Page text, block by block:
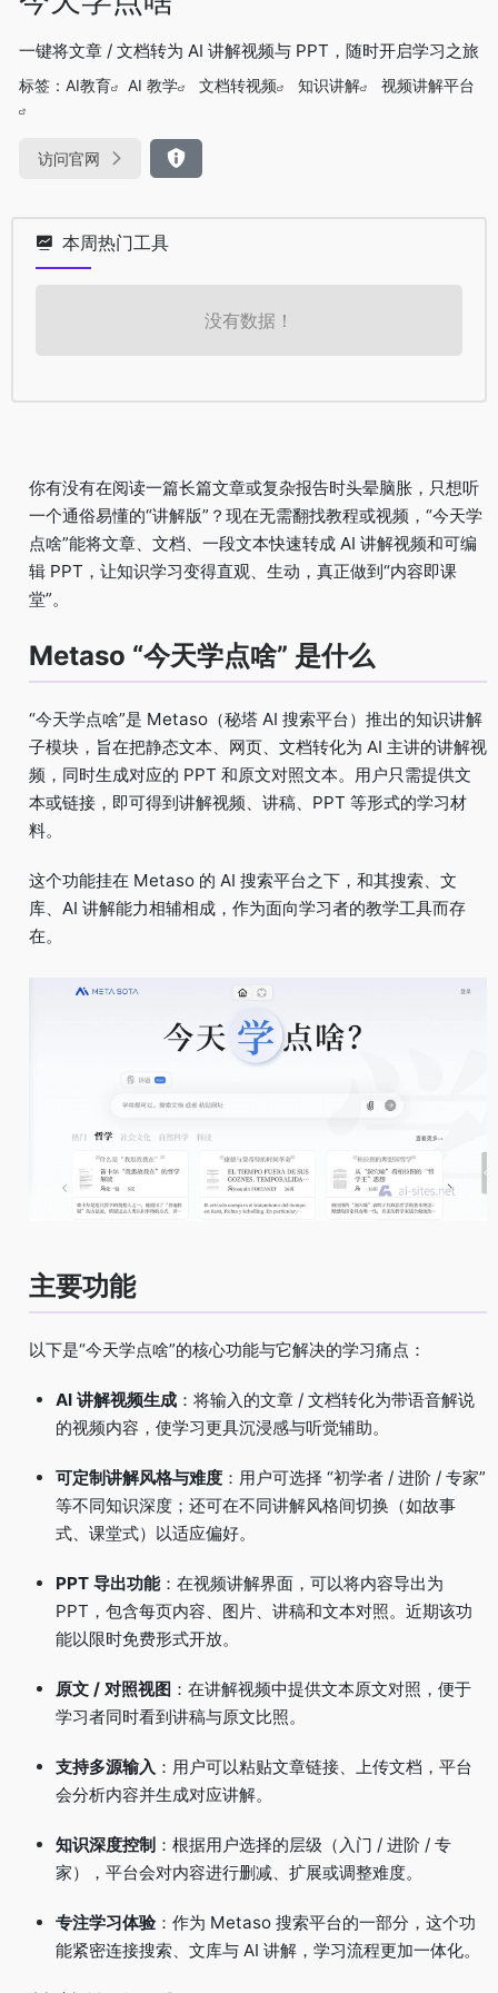
一键将文章 / 文档转为 AI 讲解视频与 PPT，随时开启学习之旅
标签： AI教育 AI 教学 文档转视频 知识讲解 视频讲解平台
访问官网
本周热门工具
没有数据！
你有没有在阅读一篇长篇文章或复杂报告时头晕脑胀，只想听
一个通俗易懂的“讲解版”？现在无需翻找教程或视频，“今天学
点啥”能将文章、文档、一段文本快速转成 AI 讲解视频和可编
辑 PPT，让知识学习变得直观、生动，真正做到“内容即课
堂”。
Metaso “今天学点啥” 是什么
“今天学点啥”是 Metaso（秘塔 AI 搜索平台）推出的知识讲解
子模块，旨在把静态文本、网页、文档转化为 AI 主讲的讲解视
频，同时生成对应的 PPT 和原文对照文本。用户只需提供文
本或链接，即可得到讲解视频、讲稿、PPT 等形式的学习材
料。
这个功能挂在 Metaso 的 AI 搜索平台之下，和其搜索、文
库、AI 讲解能力相辅相成，作为面向学习者的教学工具而存
在。
主要功能
以下是“今天学点啥”的核心功能与它解决的学习痛点：
AI 讲解视频生成 ：将输入的文章 / 文档转化为带语音解说
的视频内容，使学习更具沉浸感与听觉辅助。
可定制讲解风格与难度 ：用户可选择 “初学者 / 进阶 / 专家”
等不同知识深度；还可在不同讲解风格间切换（如故事
式、课堂式）以适应偏好。
PPT 导出功能：在视频讲解界面，可以将内容导出为
PPT，包含每页内容、图片、讲稿和文本对照。近期该功
能以限时免费形式开放。
原文 / 对照视图 ：在讲解视频中提供文本原文对照，便于
学习者同时看到讲稿与原文比照。
支持多源输入 ：用户可以粘贴文章链接、上传文档，平台
会分析内容并生成对应讲解。
知识深度控制 ：根据用户选择的层级（入门 / 进阶 / 专
家），平台会对内容进行删减、扩展或调整难度。
专注学习体验：作为 Metaso 搜索平台的一部分，这个功
能紧密连接搜索、文库与 AI 讲解，学习流程更加一体化。